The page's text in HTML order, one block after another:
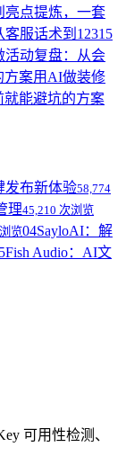
亮点提炼，一套
服话术到12315
活动复盘：从会
方案用AI做装修
能避坑的方案
发布新体验58,774
理45,210 次浏览
览04SayloAI：解
Fish Audio：AI文
可用性检测、